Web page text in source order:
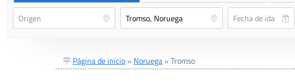
Página de inicio » Noruega » Tromso